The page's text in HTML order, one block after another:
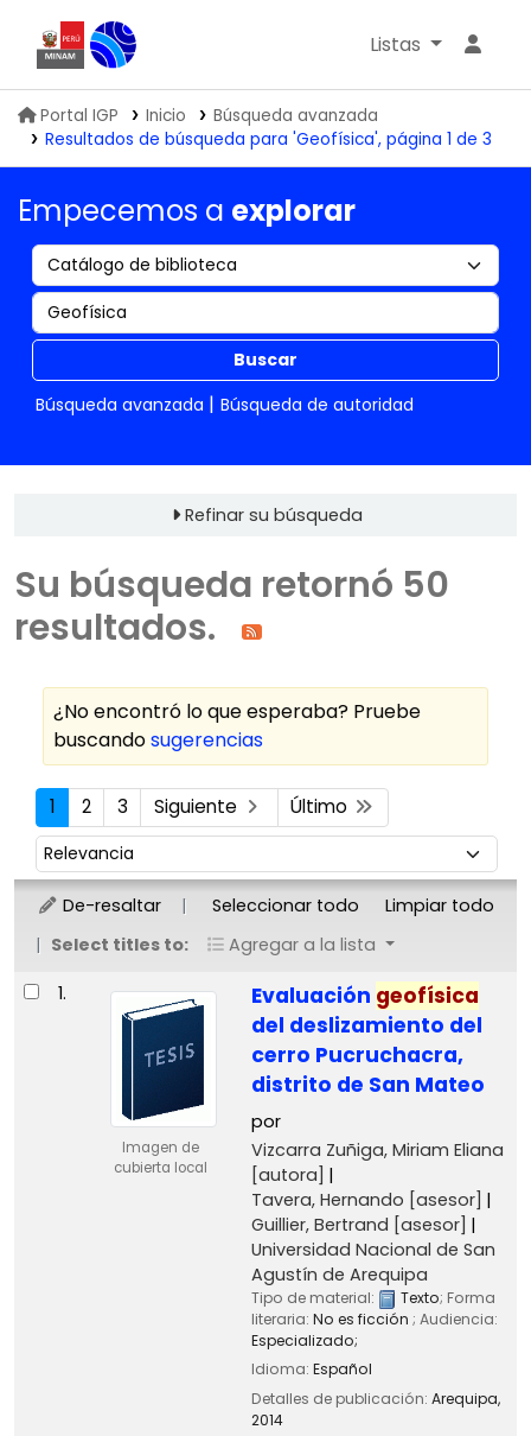
Biblioteca IGP
Listas
Portal IGP Inicio
Búsqueda avanzada
Resultados de búsqueda para 'Geofísica', página 1 de 3
Empecemos a explorar
Buscar
Búsqueda avanzada
Búsqueda de autoridad
Refinar su búsqueda
Su búsqueda retornó 50
resultados.
¿No encontró lo que esperaba? Pruebe
buscandosugerencias
Ordenar
1 2 3 Siguiente Último
Ordenar por:
De-resaltar Seleccionar todo
Limpiar todo
Select titles to:
Agregar a la lista
Resultados
1.
Imagen de
cubierta local
Evaluación geofísica
del deslizamiento del
cerro Pucruchacra,
distrito de San Mateo
por
Vizcarra Zuñiga, Miriam Eliana
[autora]
Tavera, Hernando [asesor]
Guillier, Bertrand [asesor]
Universidad Nacional de San
Agustín de Arequipa
Tipo de material: Texto; Forma
literaria: No es ficción ; Audiencia:
Especializado;
Idioma: Español
Detalles de publicación: Arequipa,
2014